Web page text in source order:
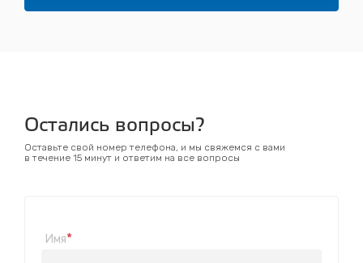
Остались вопросы?
Оставьте свой номер телефона, и мы свяжемся с вами
в течение 15 минут и ответим на все вопросы
Имя*